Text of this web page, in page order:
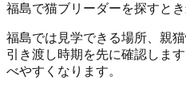
福島で猫ブリーダーを探すと
福島では見学できる場所、親
引き渡し時期を先に確認しま
べやすくなります。